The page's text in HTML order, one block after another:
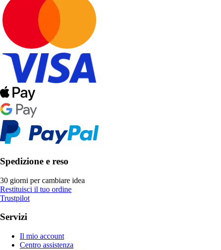
Spedizione e reso
30 giorni per cambiare idea
Restituisci il tuo ordine
Trustpilot
Servizi
Il mio account
Centro assistenza